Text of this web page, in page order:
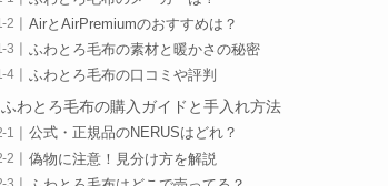
AirとAirPremiumのおすすめは？
ふわとろ毛布の素材と暖かさの秘密
ふわとろ毛布の口コミや評判
ふわとろ毛布の購入ガイドと手入れ方法
公式・正規品のNERUSはどれ？
偽物に注意！見分け方を解説